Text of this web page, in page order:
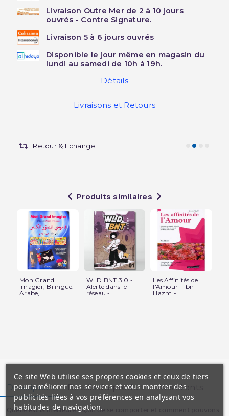
Livraison Outre Mer de 2 à 10 jours
ouvrés - Contre Signature.
Livraison 5 à 6 jours ouvrés
Disponible le jour même en magasin du
lundi au samedi de 10h à 19h.
Détails
Livraisons et Retours
Retour & Echange
Produits similaires
Mon Grand
Imagier, Bilingue:
Arabe,...
WLD BNT 3.0 -
Alerte dans le
réseau -...
Les Affinités de
l'Amour - Ibn
Hazm -...
Description Détails du produit Avis clients
Quelle est la meilleure façon de se comporter et comment pouvons-
Ce site Web utilise ses propres cookies et ceux de tiers
pour améliorer nos services et vous montrer des
publicités liées à vos préférences en analysant vos
habitudes de navigation.